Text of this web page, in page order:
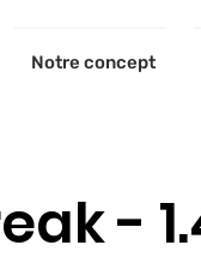
Notre concept
-